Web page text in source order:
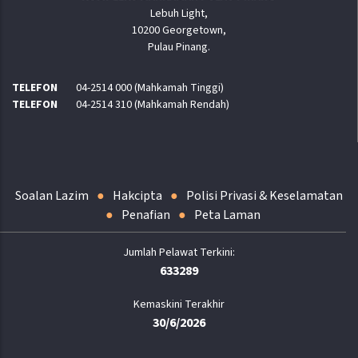
Lebuh Light,
10200 Georgetown,
Pulau Pinang.
TELEFON
04-2514 000 (Mahkamah Tinggi)
TELEFON
04-2514 310 (Mahkamah Rendah)
Soalan Lazim Hakcipta
Polisi Privasi & Keselamatan
Penafian
Peta Laman
633289
Kemaskini Terakhir
30/6/2026